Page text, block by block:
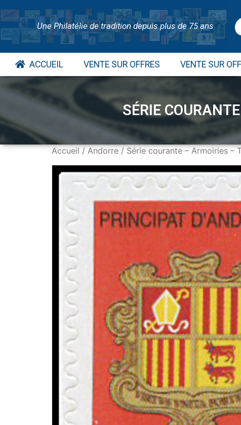
Une Philatélie de tradition depuis plus de 75 ans
ACCUEIL VENTE SUR OFFRES VENTE SUR
SÉRIE
Accueil/Andorre/ Série courante – Armoiries –